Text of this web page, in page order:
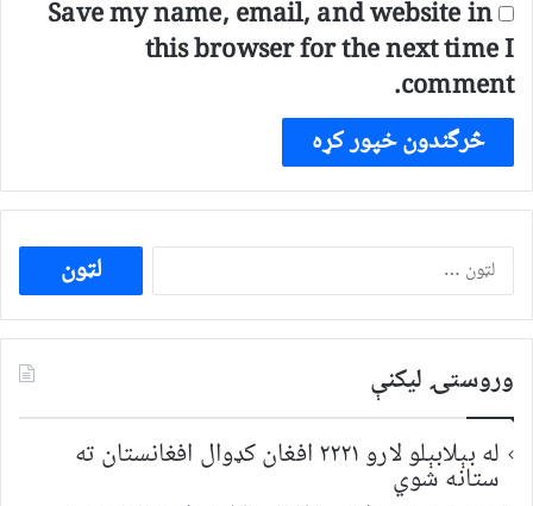
Save my name, email, and website in
this browser for the next time I
comment.
ددی
لپاره
لټون:
وروستۍ ليکنې
له بېلابېلو لارو ۲۲۲۱ افغان کډوال افغانستان ته
ستانه شوي